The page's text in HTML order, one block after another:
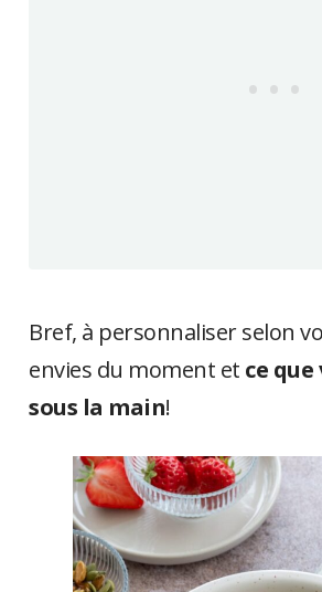
Bref, à personnaliser selon
envies du moment et ce que
sous la main!